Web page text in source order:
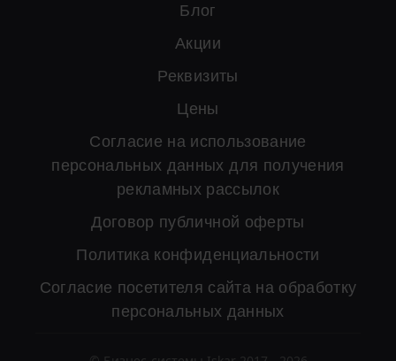
Блог
Акции
Реквизиты
Цены
Согласие на использование
персональных данных для получения
рекламных рассылок
Договор публичной оферты
Политика конфиденциальности
Согласие посетителя сайта на обработку
персональных данных